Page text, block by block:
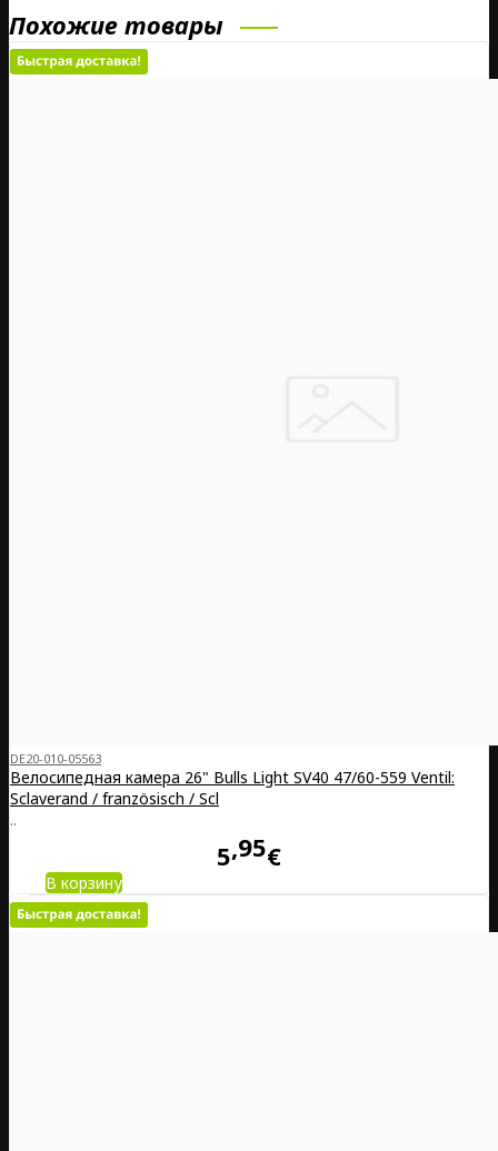
Похожие товары
DE20-010-05563
Велосипедная камера 26" Bulls Light SV40 47/60-559 Ventil:
Sclaverand / französisch / Scl
..
5 95€
В корзину